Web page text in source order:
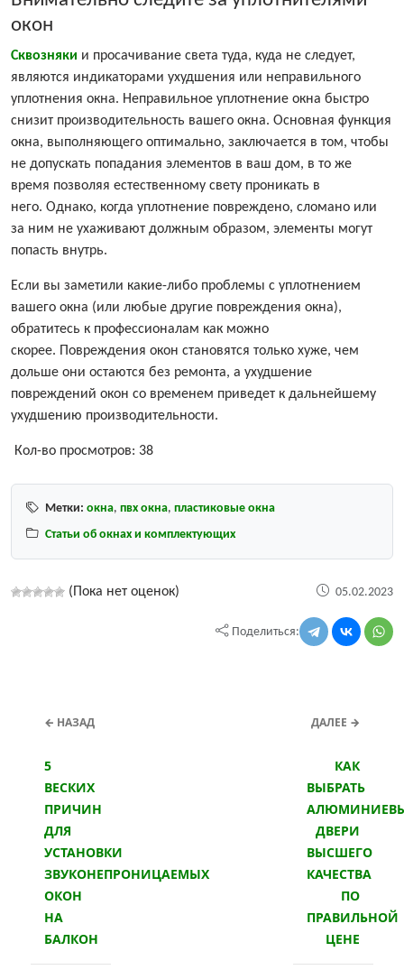
окон
Сквозняки и просачивание света туда, куда не следует,
являются индикаторами ухудшения или неправильного
уплотнения окна. Неправильное уплотнение окна быстро
снизит производительность вашего окна. Основная функция
окна, выполняющего оптимально, заключается в том, чтобы
не допускать попадания элементов в ваш дом, в то же
время позволяя естественному свету проникать в
него. Однако, когда уплотнение повреждено, сломано или
за ним не ухаживают должным образом, элементы могут
попасть внутрь.
Если вы заметили какие-либо проблемы с уплотнением
вашего окна (или любые другие повреждения окна),
обратитесь к профессионалам как можно
скорее. Повреждения окон становятся только хуже, чем
дольше они остаются без ремонта, а ухудшение
повреждений окон со временем приведет к дальнейшему
ухудшению производительности.
Кол-во просмотров: 38
Метки: окна, пвх окна, пластиковые окна
Статьи об окнах и комплектующих
(Пока нет оценок) 05.02.2023
Поделиться:
← НАЗАД
5
ВЕСКИХ
ПРИЧИН
ДЛЯ
УСТАНОВКИ
ЗВУКОНЕПРОНИЦАЕМЫХ
ОКОН
НА
БАЛКОН
ДАЛЕЕ →
КАК
ВЫБРАТЬ
ДВЕРИ
ВЫСШЕГО
КАЧЕСТВА
ПО
ПРАВИЛЬНОЙ
ЦЕНЕ